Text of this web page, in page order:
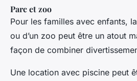
Parc et zoo
Pour les familles avec enfants,
ou d’un zoo peut être un atout
façon de combiner
Une location avec piscine peut